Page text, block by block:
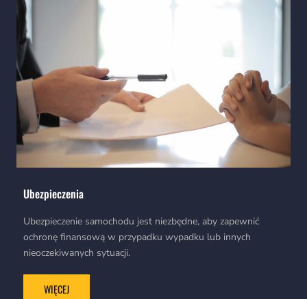
Ubezpieczenia
Ubezpieczenie samochodu jest niezbędne, aby zapewnić
ochronę finansową w przypadku wypadku lub innych
nieoczekiwanych sytuacji.
WIĘCEJ